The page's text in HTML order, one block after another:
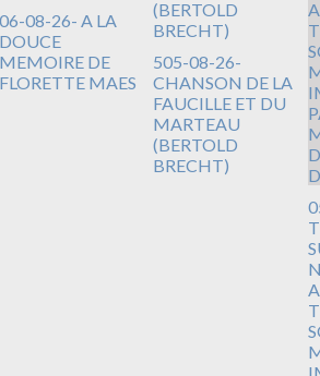
06-08-26- A LA
DOUCE
MEMOIRE DE
FLORETTE MAES
505-08-26-
CHANSON DE LA
FAUCILLE ET DU
MARTEAU
(BERTOLD
BRECHT)